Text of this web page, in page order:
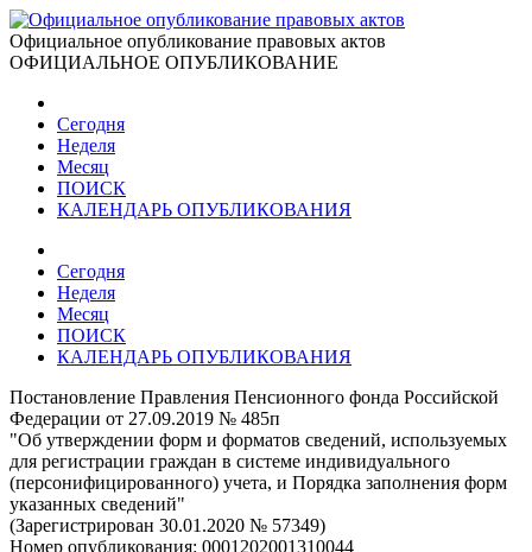
Официальное опубликование правовых актов
ОФИЦИАЛЬНОЕ ОПУБЛИКОВАНИЕ
Сегодня
Неделя
Месяц
ПОИСК
КАЛЕНДАРЬ ОПУБЛИКОВАНИЯ
Сегодня
Неделя
Месяц
ПОИСК
КАЛЕНДАРЬ ОПУБЛИКОВАНИЯ
Постановление Правления Пенсионного фонда Российской
Федерации от 27.09.2019 № 485п
"Об утверждении форм и форматов сведений, используемых
для регистрации граждан в системе индивидуального
(персонифицированного) учета, и Порядка заполнения форм
указанных сведений"
(Зарегистрирован 30.01.2020 № 57349)
Номер опубликования: 0001202001310044